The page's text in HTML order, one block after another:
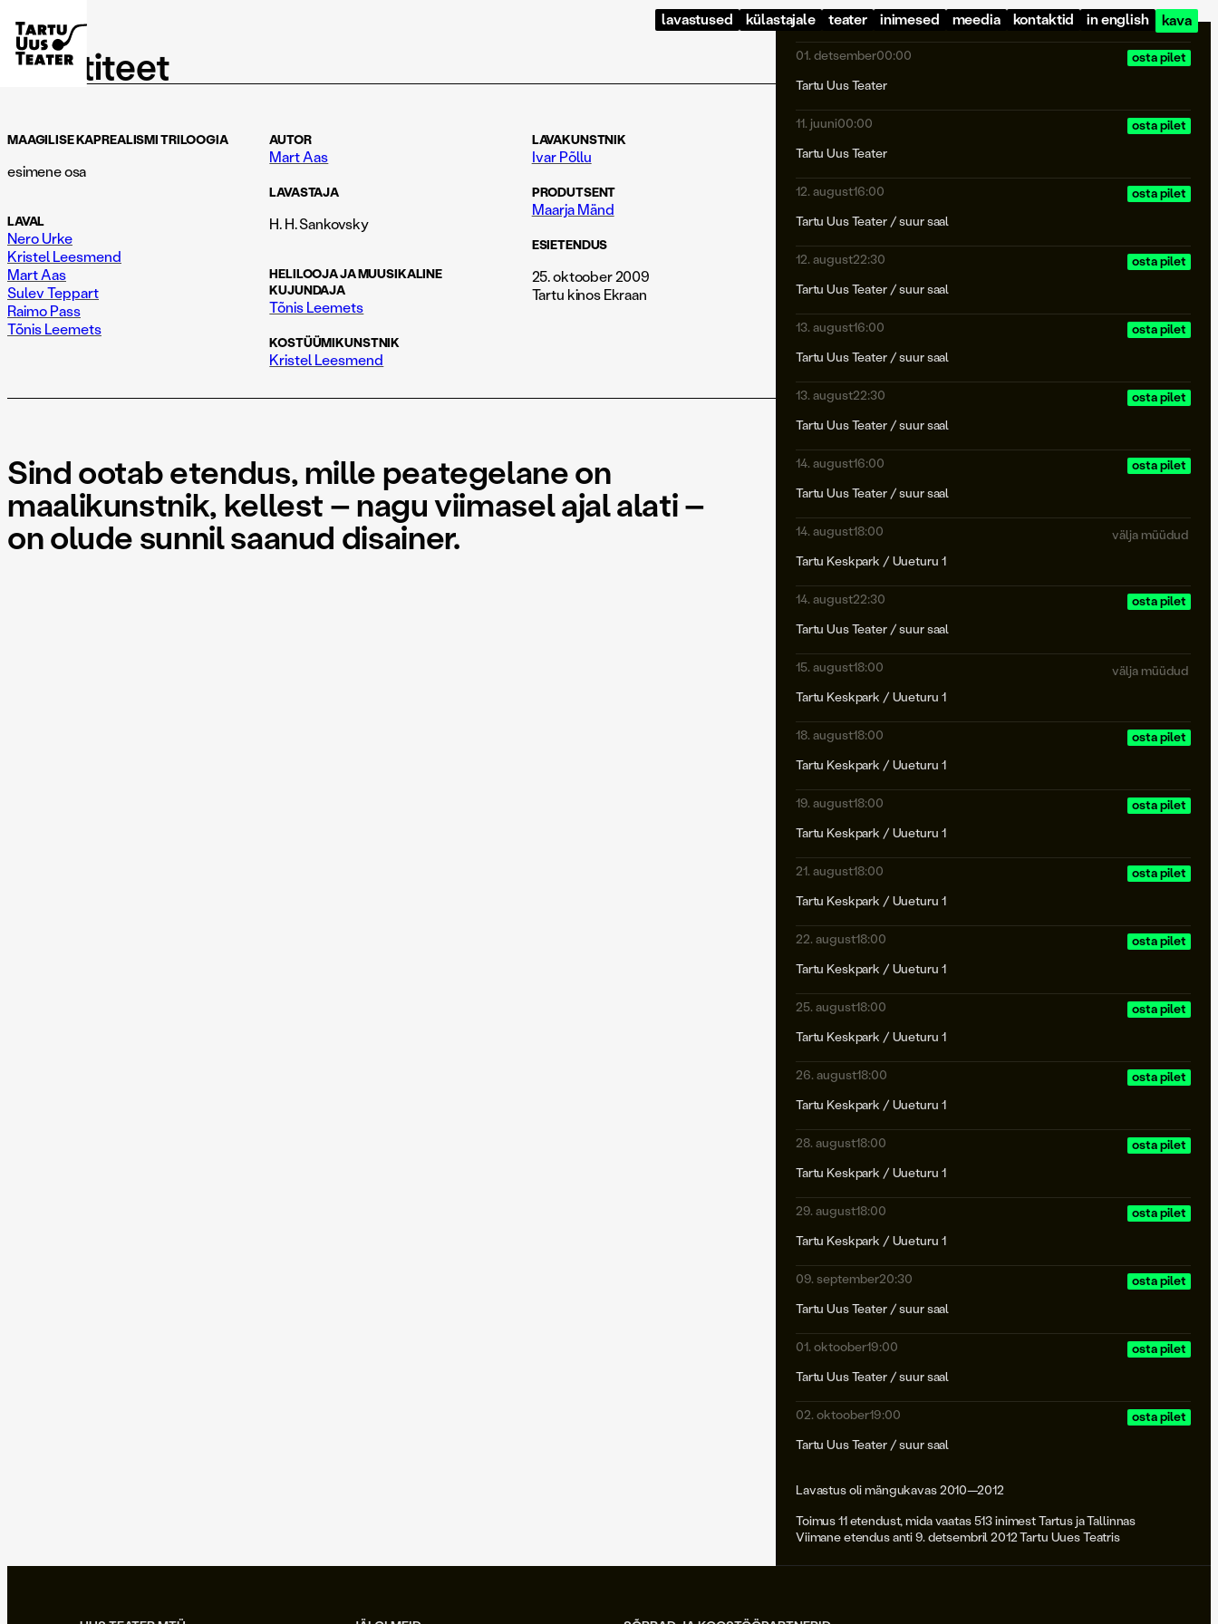
lavastused külastajale teater inimesed meedia kontaktid in english
kava
01. detsember00:00
Tartu Uus Teater
osta pilet
11. juuni00:00
Tartu Uus Teater
osta pilet
12. august16:00
Tartu Uus Teater / suur saal
osta pilet
12. august22:30
Tartu Uus Teater / suur saal
osta pilet
13. august16:00
Tartu Uus Teater / suur saal
osta pilet
13. august22:30
Tartu Uus Teater / suur saal
osta pilet
14. august16:00
Tartu Uus Teater / suur saal
osta pilet
14. august18:00
Tartu Keskpark / Uueturu 1
välja müüdud
14. august22:30
Tartu Uus Teater / suur saal
osta pilet
15. august18:00
Tartu Keskpark / Uueturu 1
välja müüdud
18. august18:00
Tartu Keskpark / Uueturu 1
osta pilet
19. august18:00
Tartu Keskpark / Uueturu 1
osta pilet
21. august18:00
Tartu Keskpark / Uueturu 1
osta pilet
22. august18:00
Tartu Keskpark / Uueturu 1
osta pilet
25. august18:00
Tartu Keskpark / Uueturu 1
osta pilet
26. august18:00
Tartu Keskpark / Uueturu 1
osta pilet
28. august18:00
Tartu Keskpark / Uueturu 1
osta pilet
29. august18:00
Tartu Keskpark / Uueturu 1
osta pilet
09. september20:30
Tartu Uus Teater / suur saal
osta pilet
01. oktoober19:00
Tartu Uus Teater / suur saal
osta pilet
02. oktoober19:00
Tartu Uus Teater / suur saal
osta pilet
Lavastus oli mängukavas 2010—2012
Toimus 11 etendust, mida vaatas 513 inimest Tartus ja Tallinnas
Viimane etendus anti 9. detsembril 2012 Tartu Uues Teatris
IDentiteet
MAAGILISE KAPREALISMI TRILOOGIA
esimene osa
LAVAL
Nero Urke
Kristel Leesmend
Mart Aas
Sulev Teppart
Raimo Pass
Tõnis Leemets
AUTOR
Mart Aas
LAVASTAJA
H. H. Sankovsky
HELILOOJA JA MUUSIKALINE
KUJUNDAJA
Tõnis Leemets
KOSTÜÜMIKUNSTNIK
Kristel Leesmend
LAVAKUNSTNIK
Ivar Põllu
PRODUTSENT
Maarja Mänd
ESIETENDUS
25. oktoober 2009
Tartu kinos Ekraan
Sind ootab etendus, mille peategelane on
maalikunstnik, kellest – nagu viimasel ajal alati –
on olude sunnil saanud disainer.